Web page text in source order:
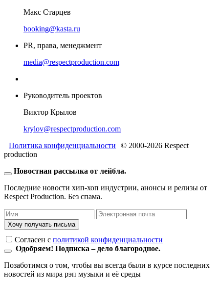
Макс Старцев
booking@kasta.ru
PR, права, менеджмент
media@respectproduction.com
Руководитель проектов
Виктор Крылов
krylov@respectproduction.com
Политика конфиденциальности
© 2000-2026 Respect
production
Новостная рассылка от лейбла.
Последние новости хип-хоп индустрии, анонсы и релизы от
Respect Production. Без спама.
Хочу получать письма
Согласен c политикой конфиденциальности
Одобряем! Подписка – дело благородное.
Позаботимся о том, чтобы вы всегда были в курсе последних
новостей из мира рэп музыки и её среды